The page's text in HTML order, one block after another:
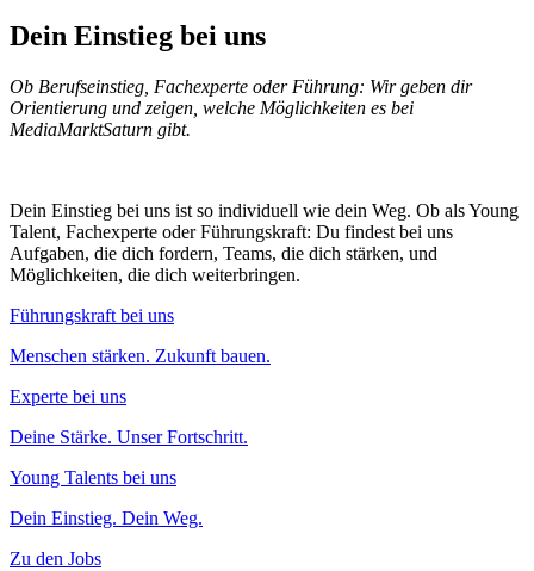
Dein Einstieg bei uns
Ob Berufseinstieg, Fachexperte oder Führung: Wir geben dir
Orientierung und zeigen, welche Möglichkeiten es bei
MediaMarktSaturn gibt.
Dein Einstieg bei uns ist so individuell wie dein Weg. Ob als Young
Talent, Fachexperte oder Führungskraft: Du findest bei uns
Aufgaben, die dich fordern, Teams, die dich stärken, und
Möglichkeiten, die dich weiterbringen.
Führungskraft bei uns
Menschen stärken. Zukunft bauen.
Experte bei uns
Deine Stärke. Unser Fortschritt.
Young Talents bei uns
Dein Einstieg. Dein Weg.
Zu den Jobs